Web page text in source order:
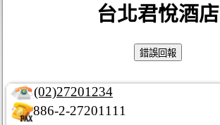
台北君悅酒店
(02)27201234
886-2-27201111